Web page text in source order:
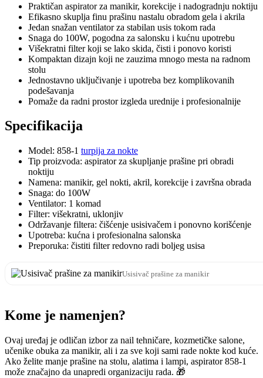
Praktičan aspirator za manikir, korekcije i nadogradnju noktiju
Efikasno skuplja finu prašinu nastalu obradom gela i akrila
Jedan snažan ventilator za stabilan usis tokom rada
Snaga do 100W, pogodna za salonsku i kućnu upotrebu
Višekratni filter koji se lako skida, čisti i ponovo koristi
Kompaktan dizajn koji ne zauzima mnogo mesta na radnom
stolu
Jednostavno uključivanje i upotreba bez komplikovanih
podešavanja
Pomaže da radni prostor izgleda urednije i profesionalnije
Specifikacija
Model: 858-1 turpija za nokte
Tip proizvoda: aspirator za skupljanje prašine pri obradi
noktiju
Namena: manikir, gel nokti, akril, korekcije i završna obrada
Snaga: do 100W
Ventilator: 1 komad
Filter: višekratni, uklonjiv
Održavanje filtera: čišćenje usisivačem i ponovno korišćenje
Upotreba: kućna i profesionalna salonska
Preporuka: čistiti filter redovno radi boljeg usisa
Usisivač prašine za manikir
Kome je namenjen?
Ovaj uređaj je odličan izbor za nail tehničare, kozmetičke salone,
učenike obuka za manikir, ali i za sve koji sami rade nokte kod kuće.
Ako želite manje prašine na stolu, alatima i lampi, aspirator 858-1
može značajno da unapredi organizaciju rada. 🎁